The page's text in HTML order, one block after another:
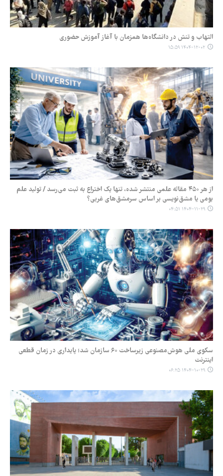
التهاب و تنش در دانشگاه‌ها همزمان با آغاز آموزش حضوری
۱۴۰۴-۱۲-۰۲ ۱۵:۵۹
از هر ۴۵۰ مقاله علمی منتشر شده، تنها یک اختراع به ثبت می‌رسد / تولید علم
بومی یا مشق‌نویسی بر اساس سرمشق‌های غربی؟
۱۴۰۴-۱۱-۲۹ ۰۴:۵۱
سکوی ملی هوش‌مصنوعی زیرساخت ۶۰ سازمان شد؛ پایداری در زمان قطعی
اینترنت
۱۴۰۴-۱۰-۲۹ ۰۶:۲۵